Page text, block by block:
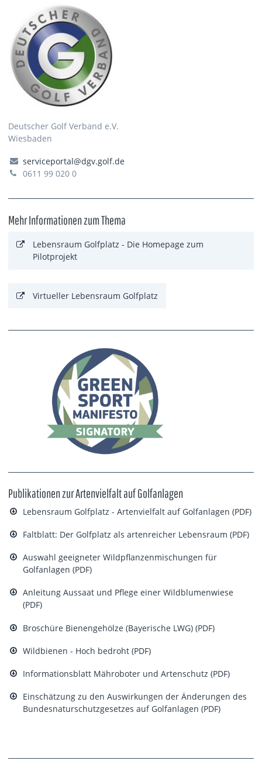
Deutscher Golf Verband e.V.
Wiesbaden
serviceportal@dgv.golf.de
0611 99 020 0
Mehr Informationen zum Thema
Lebensraum Golfplatz - Die Homepage zum
Pilotprojekt
Virtueller Lebensraum Golfplatz
Publikationen zur Artenvielfalt auf Golfanlagen
Lebensraum Golfplatz - Artenvielfalt auf Golfanlagen (PDF)
Faltblatt: Der Golfplatz als artenreicher Lebensraum (PDF)
Auswahl geeigneter Wildpflanzenmischungen für
Golfanlagen (PDF)
Anleitung Aussaat und Pflege einer Wildblumenwiese
(PDF)
Broschüre Bienengehölze (Bayerische LWG) (PDF)
Wildbienen - Hoch bedroht (PDF)
Informationsblatt Mähroboter und Artenschutz (PDF)
Einschätzung zu den Auswirkungen der Änderungen des
Bundesnaturschutzgesetzes auf Golfanlagen (PDF)